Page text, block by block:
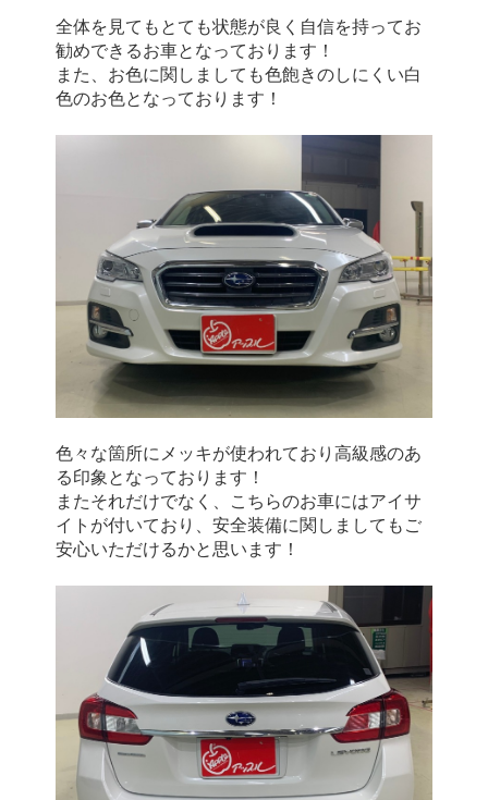
全体を見てもとても状態が良く自信を持ってお
勧めできるお車となっております！
また、お色に関しましても色飽きのしにくい白
色のお色となっております！
色々な箇所にメッキが使われており高級感のあ
る印象となっております！
またそれだけでなく、こちらのお車にはアイサ
イトが付いており、安全装備に関しましてもご
安心いただけるかと思います！